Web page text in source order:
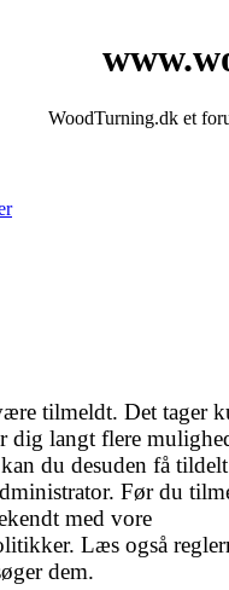
WoodTurning.dk et
tilmeldt. Det tager
dig langt flere
du desuden få tildelt
Før du
med vore
Læs også
dem.